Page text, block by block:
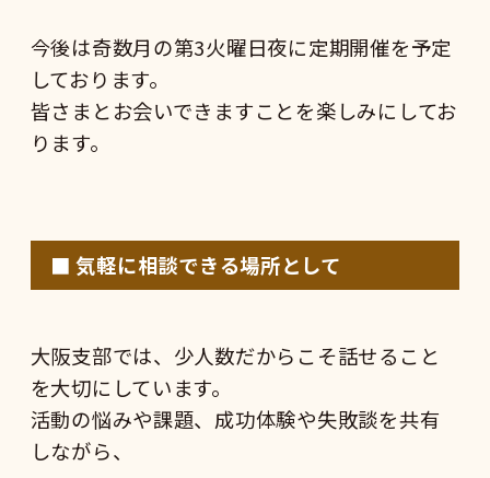
今後は奇数月の第3火曜日夜に定期開催を予定
しております。
皆さまとお会いできますことを楽しみにしてお
ります。
■ 気軽に相談できる場所として
大阪支部では、少人数だからこそ話せること
を大切にしています。
活動の悩みや課題、成功体験や失敗談を共有
しながら、